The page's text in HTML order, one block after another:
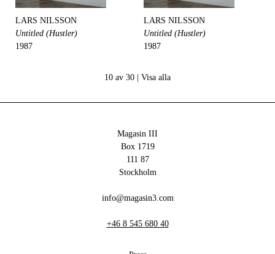
LARS NILSSON
Untitled (Hustler)
1987
LARS NILSSON
Untitled (Hustler)
1987
10 av 30 | Visa alla
Magasin III
Box 1719
111 87
Stockholm
info@magasin3.com
+46 8 545 680 40